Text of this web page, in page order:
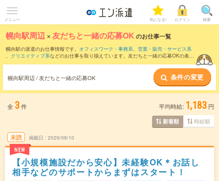
メニュー 気になる! ログイン 検索
幌向駅周辺 ×友だちと一緒の応募OK のお仕事一覧
幌向駅の派遣のお仕事情報です。 オフィスワーク・事務系、 営業・販売・サービス系
、 クリエイティブ系などのお仕事を取り揃えています。友だちと一緒の応募OKの条件
幌向駅周辺 / 友だちと一緒の応募OK 条件の変更
全 3件 平均時給: 1,183 円
新着順 時給順
未読
NEW
掲載日 2026/08/10
【小規模施設だから安心】未経験OK＊お話し
相手などのサポートからまずはスタート！